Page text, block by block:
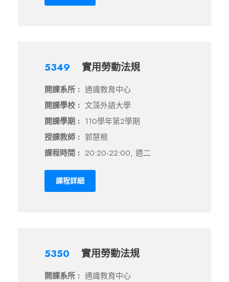
5349 實用勞動法規
開課系所 : 通識教育中心
開課學校 : 文藻外語大學
開課學期 : 110學年第2學期
授課教師 : 郭慧根
課程時間 : 20:20-22:00, 週二
課程詳細
5350 實用勞動法規
開課系所 : 通識教育中心